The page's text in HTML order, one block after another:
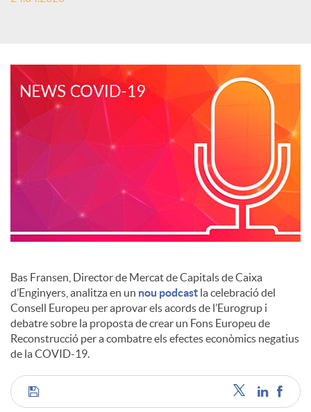
s
S
o
c
i
a
l
s
Bas Fransen, Director de Mercat de Capitals de Caixa
d’Enginyers, analitza en un nou podcast la celebració del
Consell Europeu per aprovar els acords de l’Eurogrup i
debatre sobre la proposta de crear un Fons Europeu de
Reconstrucció per a combatre els efectes econòmics negatius
de la COVID-19.